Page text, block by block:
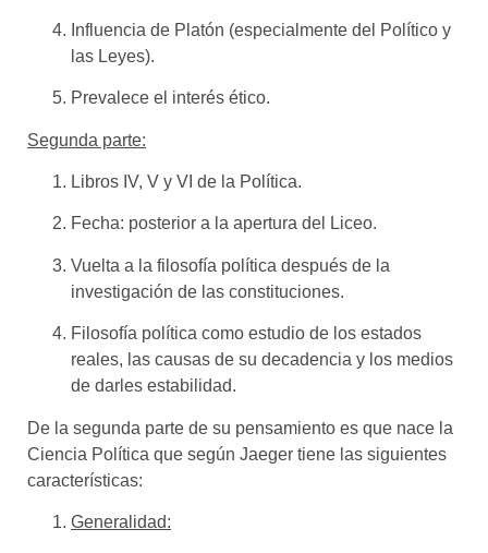
Influencia de Platón (especialmente del Político y
las Leyes).
Prevalece el interés ético.
Segunda parte:
Libros IV, V y VI de la Política.
Fecha: posterior a la apertura del Liceo.
Vuelta a la filosofía política después de la
investigación de las constituciones.
Filosofía política como estudio de los estados
reales, las causas de su decadencia y los medios
de darles estabilidad.
De la segunda parte de su pensamiento es que nace la
Ciencia Política que según Jaeger tiene las siguientes
características:
Generalidad: